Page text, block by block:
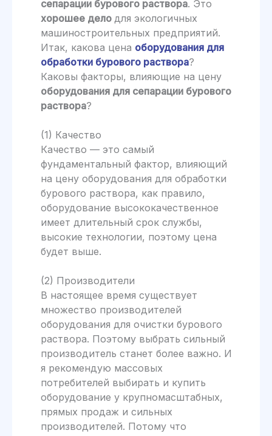
сепарации бурового раствора. Это
хорошее дело для экологичных
машиностроительных предприятий.
Итак, какова цена оборудования для
обработки бурового раствора?
Каковы факторы, влияющие на цену
оборудования для сепарации бурового
раствора?
(1) Качество
Качество — это самый
фундаментальный фактор, влияющий
на цену оборудования для обработки
бурового раствора, как правило,
оборудование высококачественное
имеет длительный срок службы,
высокие технологии, поэтому цена
будет выше.
(2) Производители
В настоящее время существует
множество производителей
оборудования для очистки бурового
раствора. Поэтому выбрать сильный
производитель станет более важно. И
я рекомендую массовых
потребителей выбирать и купить
оборудование у крупномасштабных,
прямых продаж и сильных
производителей. Потому что